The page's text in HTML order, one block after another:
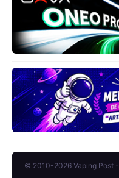
© 2010-2026 Vaping Post -